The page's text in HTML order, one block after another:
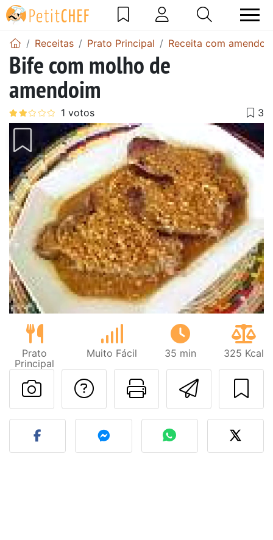
Receitas Prato Principal Receita com
Bife com molho de
amendoim
Prato
Principal
Muito Fácil 35 min 325 Kcal
Imprima
Falar com o autor
Fez esta receita?